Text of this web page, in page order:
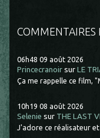
COMMENTAIRES
06h48 09 août 2026
Princecranoir surLE
Ça me rappelle ce film,
10h19 08 août 2026
Selenie sur THE LAST
J'adore ce réalisateur